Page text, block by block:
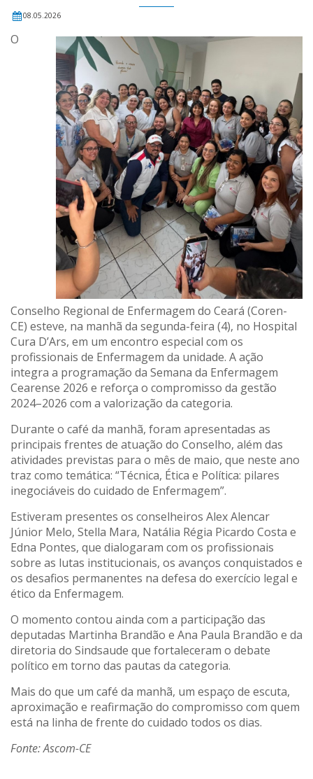
08.05.2026
O
Conselho Regional de Enfermagem do Ceará (Coren-
CE) esteve, na manhã da segunda-feira (4), no Hospital
Cura D’Ars, em um encontro especial com os
profissionais de Enfermagem da unidade. A ação
integra a programação da Semana da Enfermagem
Cearense 2026 e reforça o compromisso da gestão
2024–2026 com a valorização da categoria.
Durante o café da manhã, foram apresentadas as
principais frentes de atuação do Conselho, além das
atividades previstas para o mês de maio, que neste ano
traz como temática: “Técnica, Ética e Política: pilares
inegociáveis do cuidado de Enfermagem”.
Estiveram presentes os conselheiros Alex Alencar
Júnior Melo, Stella Mara, Natália Régia Picardo Costa e
Edna Pontes, que dialogaram com os profissionais
sobre as lutas institucionais, os avanços conquistados e
os desafios permanentes na defesa do exercício legal e
ético da Enfermagem.
O momento contou ainda com a participação das
deputadas Martinha Brandão e Ana Paula Brandão e da
diretoria do Sindsaude que fortaleceram o debate
político em torno das pautas da categoria.
Mais do que um café da manhã, um espaço de escuta,
aproximação e reafirmação do compromisso com quem
está na linha de frente do cuidado todos os dias.
Fonte: Ascom-CE